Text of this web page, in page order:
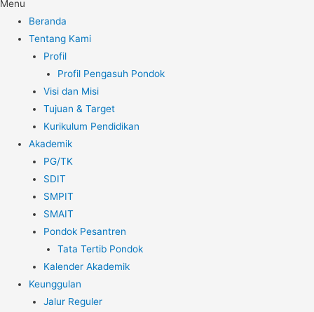
Menu
Beranda
Tentang Kami
Profil
Profil Pengasuh Pondok
Visi dan Misi
Tujuan & Target
Kurikulum Pendidikan
Akademik
PG/TK
SDIT
SMPIT
SMAIT
Pondok Pesantren
Tata Tertib Pondok
Kalender Akademik
Keunggulan
Jalur Reguler